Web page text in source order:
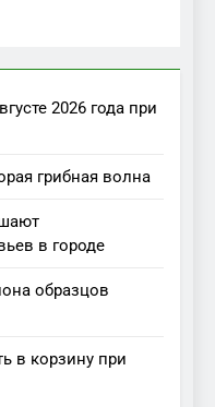
2026 года при
грибная волна
в городе
образцов
в корзину при